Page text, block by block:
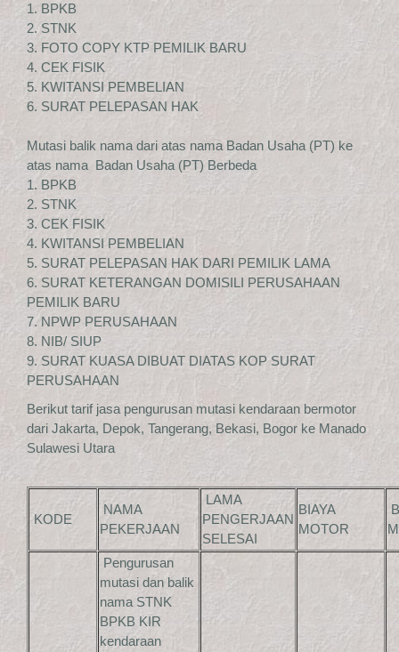
1. BPKB
2. STNK
3. FOTO COPY KTP PEMILIK BARU
4. CEK FISIK
5. KWITANSI PEMBELIAN
6. SURAT PELEPASAN HAK
Mutasi balik nama dari atas nama Badan Usaha (PT) ke
atas nama Badan Usaha (PT) Berbeda
1. BPKB
2. STNK
3. CEK FISIK
4. KWITANSI PEMBELIAN
5. SURAT PELEPASAN HAK DARI PEMILIK LAMA
6. SURAT KETERANGAN DOMISILI PERUSAHAAN
PEMILIK BARU
7. NPWP PERUSAHAAN
8. NIB/ SIUP
9. SURAT KUASA DIBUAT DIATAS KOP SURAT
PERUSAHAAN
Berikut tarif jasa pengurusan mutasi kendaraan bermotor
dari Jakarta, Depok, Tangerang, Bekasi, Bogor ke Manado
Sulawesi Utara
KODE
NAMA
PEKERJAAN
LAMA
PENGERJAAN
SELESAI
BIAYA
MOTOR
Pengurusan
mutasi dan balik
nama STNK
BPKB KIR
kendaraan